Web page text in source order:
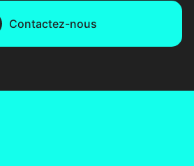
Contactez-nous